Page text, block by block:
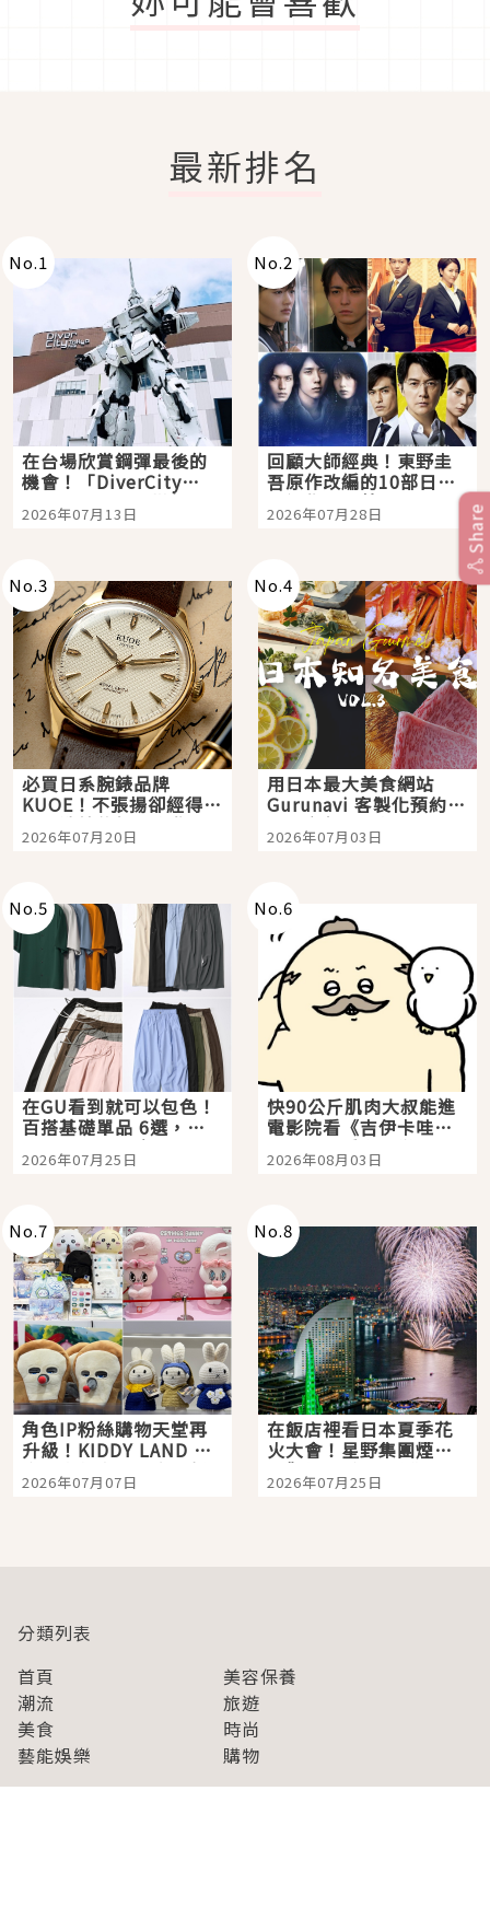
最新排名
No.1
在台場欣賞鋼彈最後的
機會！「DiverCity
Tokyo Plaza」搭船、
購物、美食及夜景，一
2026年07月13日
No.2
回顧大師經典！東野圭
吾原作改編的10部日本
影視作品推薦
2026年07月28日
No.3
必買日系腕錶品牌
KUOE！不張揚卻經得起
時間洗鍊的經典之作五
選
2026年07月20日
No.4
用日本最大美食網站
Gurunavi 客製化預約九
大都市餐廳，打造專屬
美食體驗！
2026年07月03日
No.5
在GU看到就可以包色！
百搭基礎單品 6選，閉
眼全收也不心疼
2026年07月25日
No.6
快90公斤肌肉大叔能進
電影院看《吉伊卡哇》
嗎？日本重金屬樂團
「打首」會長與nagano
2026年08月03日
No.7
角色IP粉絲購物天堂再
升級！KIDDY LAND 原
宿店吉伊卡哇迎客，新
開幕 OMOKADO 店3分
2026年07月07日
No.8
在飯店裡看日本夏季花
火大會！星野集團煙火
景觀飯店6選，讓你不用
人擠人悠閒欣賞
2026年07月25日
Share
分類列表
首頁
美容保養
潮流
旅遊
美食
時尚
藝能娛樂
購物